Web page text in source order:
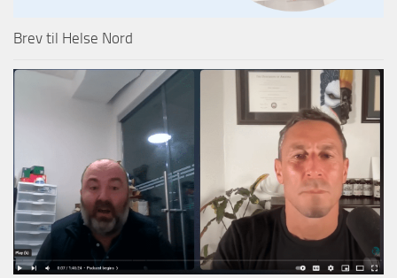
Brev til Helse Nord